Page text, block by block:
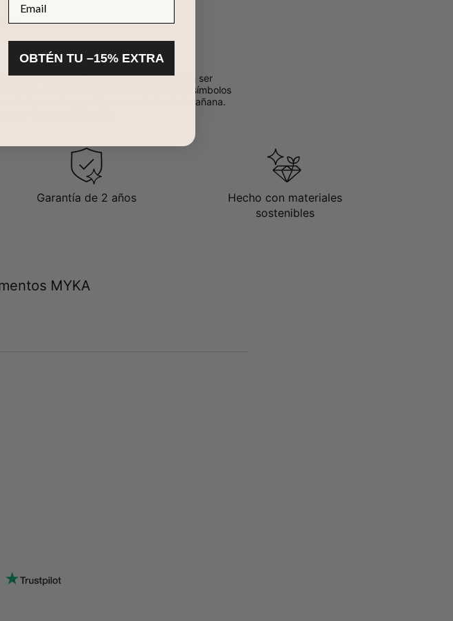
35
inolvidables. Ya sea un regalo para un ser
un recuerdo para siempre. Estos símbolos
en los preciosos recuerdos del mañana.
que duran toda la vida.
Garantía de 2 años
Hecho con materiales
sostenibles
MYKA
OBTÉN TU –15% EXTRA